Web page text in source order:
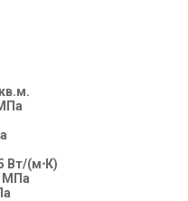
Вт/(м⋅К)
МПа